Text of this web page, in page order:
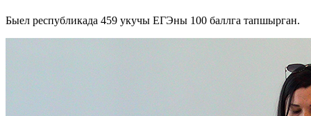
Быел республикада 459 укучы ЕГЭны 100 баллга тапшырган.